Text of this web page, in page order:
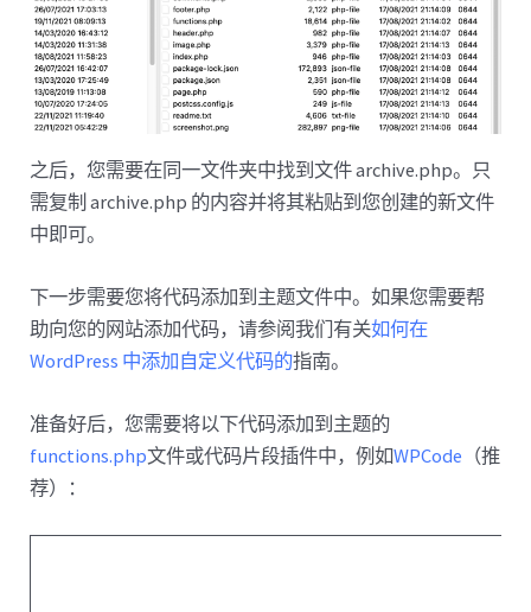
之后，您需要在同一文件夹中找到文件 archive.php。只
需复制 archive.php 的内容并将其粘贴到您创建的新文件
中即可。
下一步需要您将代码添加到主题文件中。如果您需要帮
助向您的网站添加代码，请参阅我们有关如何在
WordPress 中添加自定义代码的指南。
准备好后，您需要将以下代码添加到主题的
functions.php文件或代码片段插件中，例如WPCode （推
荐）：